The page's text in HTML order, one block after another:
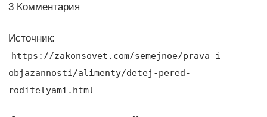
3 Комментария
Источник:
https://zakonsovet.com/semejnoe/prava-i-
objazannosti/alimenty/detej-pered-
roditelyami.html